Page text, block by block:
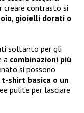
creare contrasto si
gioielli dorati o
soltanto per gli
a combinazioni più
si possono
shirt basica o un
pulite per lasciare